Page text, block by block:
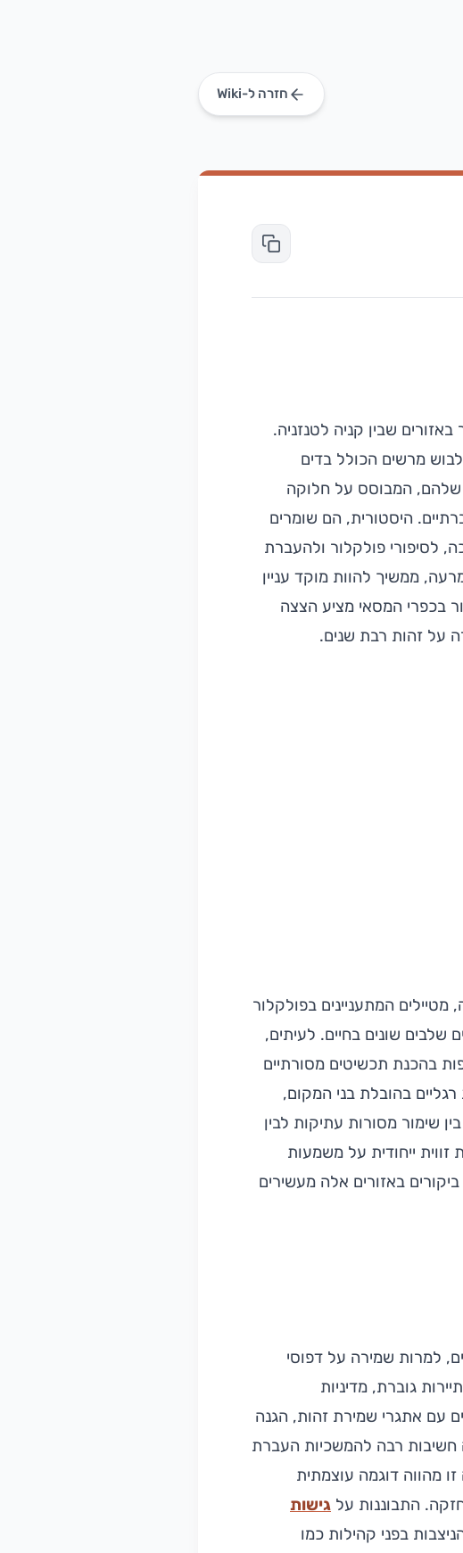
חזרה ל-Wiki
שבין קניה לטנזניה.
מרשים הכולל בדים
שלהם, המבוסס על חלוקה
היסטורית, הם שומרים
לסיפורי פולקלור ולהעברת
ממשיך להוות מוקד עניין
בכפרי המסאי מציע הצצה
על זהות רבת שנים.
המתעניינים בפולקלור
שלבים שונים בחיים. לעיתים,
בהכנת תכשיטים מסורתיים
בהובלת בני המקום,
שימור מסורות עתיקות לבין
ייחודית על משמעות
באזורים אלה מעשירים
למרות שמירה על דפוסי
גוברת, מדיניות
עם אתגרי שמירת זהות, הגנה
חשיבות רבה להמשכיות העברת
מהווה דוגמה עוצמתית
התבוננות על גישות
בפני קהילות כמו